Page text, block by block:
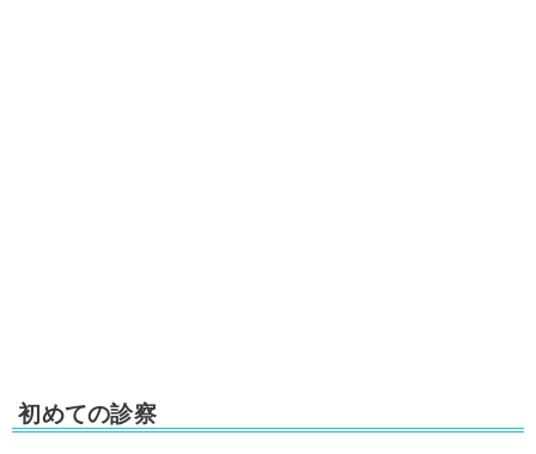
初めての診察